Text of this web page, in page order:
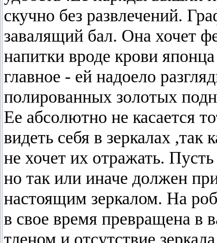
скучно без развлечений.
завалящий бал. Она хочет
напитки вроде крови
главное - ей надоело
полированных золотых
Ее абсолютно не касается
видеть себя в зеркалах ,так
не хочет их отражать.
но так или иначе должен
настоящим зеркалом. На
в свое время превращена в